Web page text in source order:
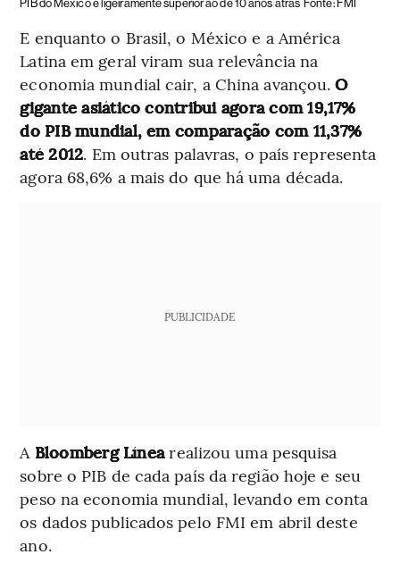
PIB do México é ligeiramente superior ao de 10 anos atrás Fonte: FMI
E enquanto o Brasil, o México e a América
Latina em geral viram sua relevância na
economia mundial cair, a China avançou.O
gigante asiático contribui agora com 19,17%
do PIB mundial, em comparação com 11,37%
até 2012. Em outras palavras, o país representa
agora 68,6% a mais do que há uma década.
PUBLICIDADE
A Bloomberg Línearealizou uma pesquisa
sobre o PIB de cada país da região hoje e seu
peso na economia mundial, levando em conta
os dados publicados pelo FMI em abril deste
ano.